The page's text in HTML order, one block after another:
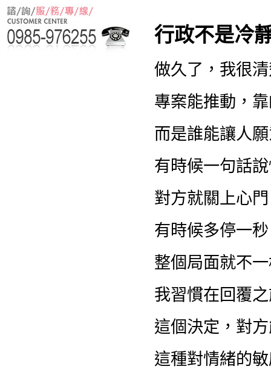
行政不是冷
做久了，我很
專案能推動，
而是誰能讓人
有時候一句話
對方就關上心
有時候多停一
整個局面就不
我習慣在回覆
這個決定，對
這種對情緒的